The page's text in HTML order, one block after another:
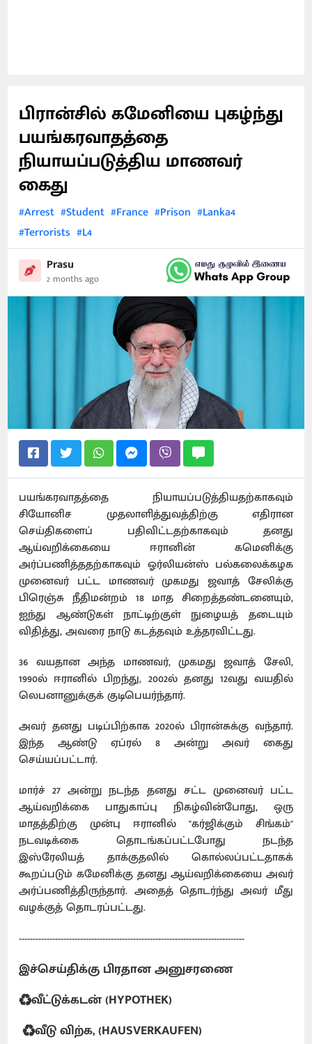
பிரான்சில் கமேனியை புகழ்ந்து
பயங்கரவாதத்தை
நியாயப்படுத்திய மாணவர்
கைது
#Arrest #Student #France #Prison #Lanka4
#Terrorists #L4
Prasu
2 months ago
பயங்கரவாதத்தை நியாயப்படுத்தியதற்காகவும்
சியோனிச முதலாளித்துவத்திற்கு எதிரான
செய்திகளைப் பதிவிட்டதற்காகவும் தனது
ஆய்வறிக்கையை ஈரானின் கமெனிக்கு
அர்ப்பணித்ததற்காகவும் ஓர்லியன்ஸ் பல்கலைக்கழக
முனைவர் பட்ட மாணவர் முகமது ஜவாத் சேலிக்கு
பிரெஞ்சு நீதிமன்றம் 18 மாத சிறைத்தண்டனையும்,
ஐந்து ஆண்டுகள் நாட்டிற்குள் நுழையத் தடையும்
விதித்து, அவரை நாடு கடத்தவும் உத்தரவிட்டது.
36 வயதான அந்த மாணவர், முகமது ஜவாத் சேலி,
1990ல் ஈரானில் பிறந்து, 2002ல் தனது 12வது வயதில்
லெபனானுக்குக் குடிபெயர்ந்தார்.
அவர் தனது படிப்பிற்காக 2020ல் பிரான்சுக்கு வந்தார்.
இந்த ஆண்டு ஏப்ரல் 8 அன்று அவர் கைது
செய்யப்பட்டார்.
மார்ச் 27 அன்று நடந்த தனது சட்ட முனைவர் பட்ட
ஆய்வறிக்கை பாதுகாப்பு நிகழ்வின்போது, ​​ஒரு
மாதத்திற்கு முன்பு ஈரானில் "கர்ஜிக்கும் சிங்கம்"
நடவடிக்கை தொடங்கப்பட்டபோது நடந்த
இஸ்ரேலியத் தாக்குதலில் கொல்லப்பட்டதாகக்
கூறப்படும் கமேனிக்கு தனது ஆய்வறிக்கையை அவர்
அர்ப்பணித்திருந்தார். அதைத் தொடர்ந்து அவர் மீது
வழக்குத் தொடரப்பட்டது.
---------------------------------------------------------------------------------
இச்செய்திக்கு பிரதான அனுசரணை
♻️வீட்டுக்கடன் (HYPOTHEK)
♻️வீடு விற்க, (HAUSVERKAUFEN)